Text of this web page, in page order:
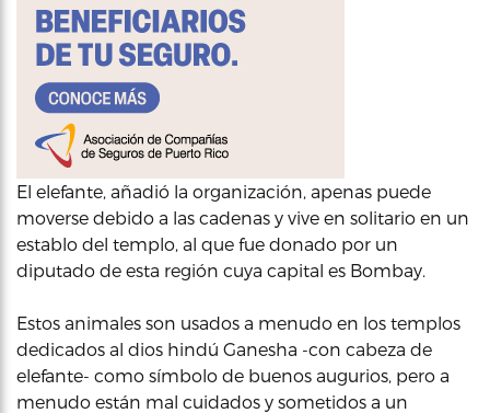
El elefante, añadió la organización, apenas puede
moverse debido a las cadenas y vive en solitario en un
establo del templo, al que fue donado por un
diputado de esta región cuya capital es Bombay.
Estos animales son usados a menudo en los templos
dedicados al dios hindú Ganesha -con cabeza de
elefante- como símbolo de buenos augurios, pero a
menudo están mal cuidados y sometidos a un